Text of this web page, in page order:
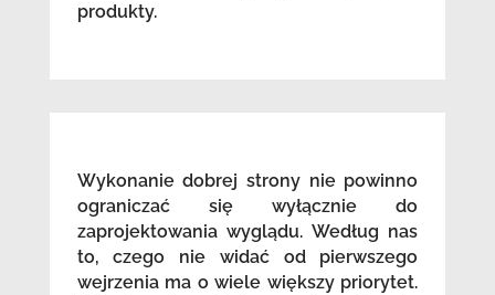
produkty.
Wykonanie dobrej strony nie powinno
ograniczać się wyłącznie do
zaprojektowania wyglądu. Według nas
to, czego nie widać od pierwszego
wejrzenia ma o wiele większy priorytet.